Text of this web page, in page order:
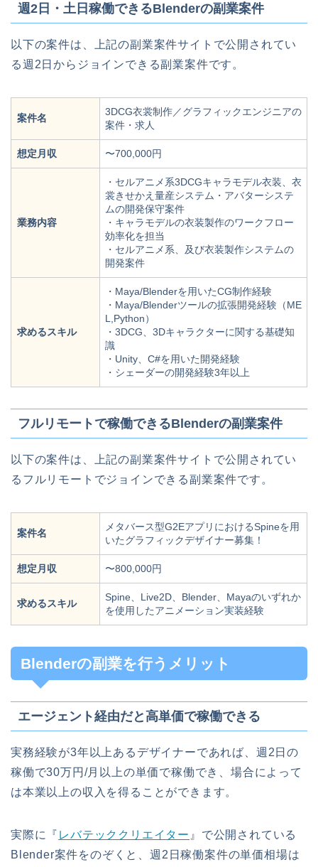
週2日・土日稼働できるBlenderの副業案件
以下の案件は、上記の副業案件サイトで公開されてい
る週2日からジョインできる副業案件です。
案件名
3DCG衣裳制作／グラフィックエンジニアの
案件・求人
想定月収 〜700,000円
業務内容
・セルアニメ系3DCGキャラモデル衣装、衣
裳きせかえ量産システム・アバターシステ
ムの開発保守案件
・キャラモデルの衣装製作のワークフロー
効率化を担当
・セルアニメ系、及び衣装製作システムの
開発案件
求めるスキル
・Maya/Blenderを用いたCG制作経験
・Maya/Blenderツールの拡張開発経験（ME
L,Python）
・3DCG、3Dキャラクターに関する基礎知
識
・Unity、C#を用いた開発経験
・シェーダーの開発経験3年以上
フルリモートで稼働できるBlenderの副業案件
以下の案件は、上記の副業案件サイトで公開されてい
るフルリモートでジョインできる副業案件です。
案件名
メタバース型G2EアプリにおけるSpineを用
いたグラフィックデザイナー募集！
想定月収 〜800,000円
求めるスキル
Spine、Live2D、Blender、Mayaのいずれか
を使用したアニメーション実装経験
Blenderの副業を行うメリット
エージェント経由だと高単価で稼働できる
実務経験が3年以上あるデザイナーであれば、週2日の
稼働で30万円/月以上の単価で稼働でき、場合によって
は本業以上の収入を得ることができます。
実際に『 レバテッククリエイター 』で公開されている
Blender案件をのぞくと、週2日稼働案件の単価相場は